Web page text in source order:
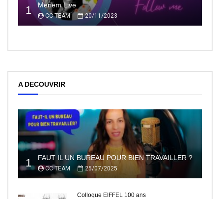
1 Meriem Live
CC TEAM 20/11/2023
A DECOUVRIR
1 FAUT IL UN BUREAU POUR BIEN TRAVAILLER ?
CC TEAM 25/07/2025
Colloque EIFFEL 100 ans